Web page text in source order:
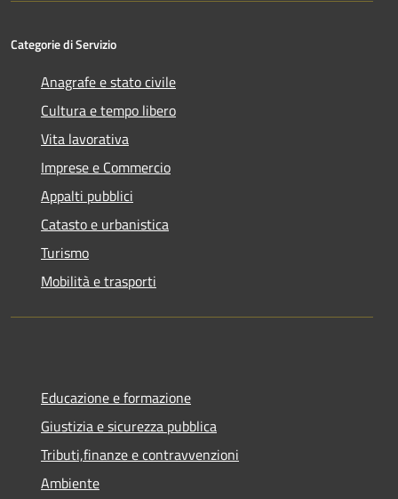
Categorie di Servizio
Anagrafe e stato civile
Cultura e tempo libero
Vita lavorativa
Imprese e Commercio
Appalti pubblici
Catasto e urbanistica
Turismo
Mobilità e trasporti
Educazione e formazione
Giustizia e sicurezza pubblica
Tributi,finanze e contravvenzioni
Ambiente